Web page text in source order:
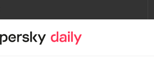
卡巴斯基官方博客